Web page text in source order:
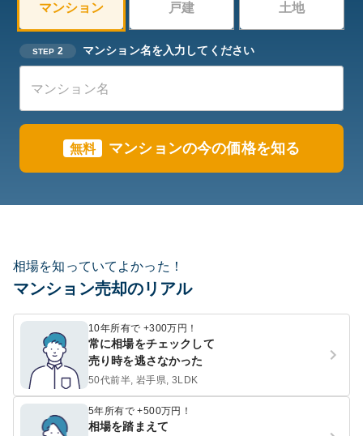
マンション 戸建 土地
STEP 2 マンション名を入力してください
無料 マンションの今の価格を知る
相場を知っていてよかった！
マンション売却のリアル
10年所有で +300万円！
常に相場をチェックして
売り時を逃さなかった
50代前半, 岩手県, 3LDK
5年所有で +500万円！
相場を踏まえて